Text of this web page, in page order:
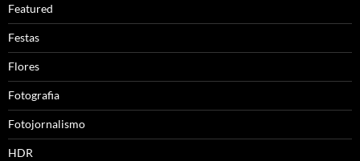
Featured
Festas
Flores
Fotografia
Fotojornalismo
HDR